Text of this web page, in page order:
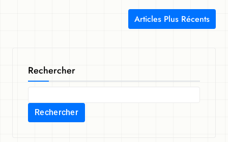
Navigation des articlesArticles Plus Récents
Rechercher
Rechercher